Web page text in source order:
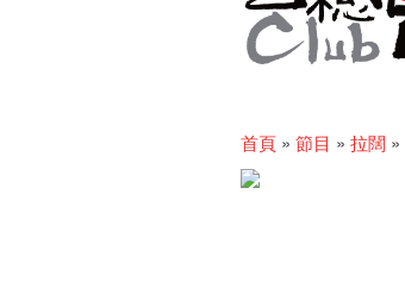
首頁 » 節目 » 拉闊 »